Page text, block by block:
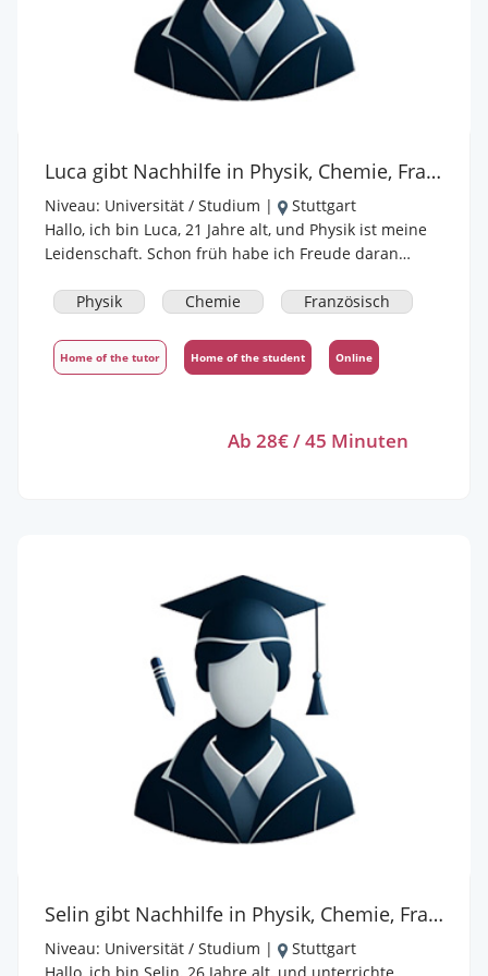
Luca gibt Nachhilfe in Physik, Chemie, Französisch
Niveau: Universität / Studium |
Stuttgart
Hallo, ich bin Luca, 21 Jahre alt, und Physik ist meine
Leidenschaft. Schon früh habe ich Freude daran
durchschauen und zu erklären – oft hilft ein
Theorie. In meinem Unterricht arbeite ich gerne
praxisnah: Wir experimentieren gedanklich oder
nur für die nächste Klassenarbeit, sondern verstehen,
Physik Chemie Französisch
Home of the tutor Home of the student Online
Ab 28€ / 45 Minuten
Selin gibt Nachhilfe in Physik, Chemie, Französisch
Niveau: Universität / Studium |
Stuttgart